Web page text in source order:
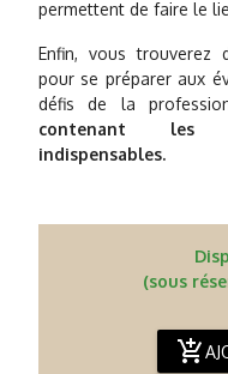
permettent de faire le
Enfin, vous trouverez
pour se préparer aux
défis de la
contenant les
indispensables.
(sous
add_shopping_cart